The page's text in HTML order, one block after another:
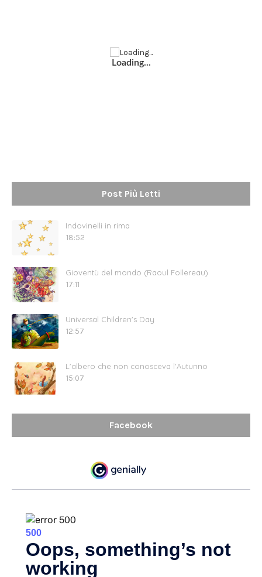
Loading...
Post Più Letti
Indovinelli in rima
18:52
Gioventù del mondo (Raoul Follereau)
17:11
Universal Children's Day
12:57
L'albero che non conosceva l'Autunno
15:07
Facebook